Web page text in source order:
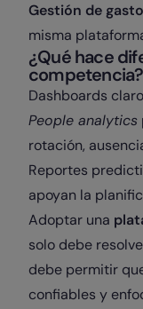
Gestión de
misma
¿Qué hace
Dashboards
People analytics
rotación,
Reportes
apoyan la
Adoptar una
solo debe
debe permitir
confiables y